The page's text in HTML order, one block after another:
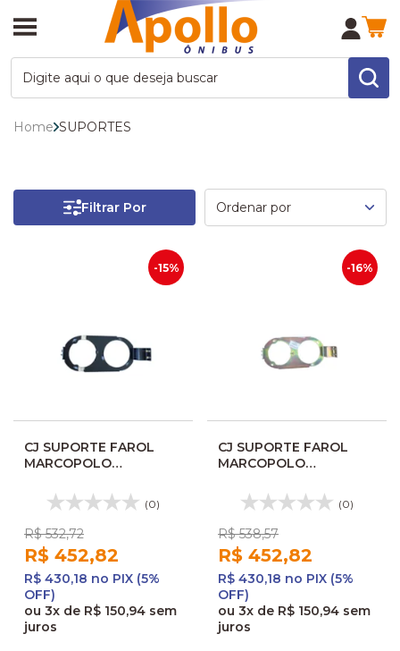
Home SUPORTES
Filtrar Por
-15%
CJ SUPORTE FAROL
MARCOPOLO
ORIGINAL 24030068AP
(0)
R$ 532,72
R$ 452,82
R$ 430,18 no PIX (5%
OFF)
ou 3x de R$ 150,94 sem
juros
-16%
CJ SUPORTE FAROL
MARCOPOLO
ORIGINAL 24030069(0)
R$ 538,57
R$ 452,82
R$ 430,18 no PIX (5%
OFF)
ou 3x de R$ 150,94 sem
juros